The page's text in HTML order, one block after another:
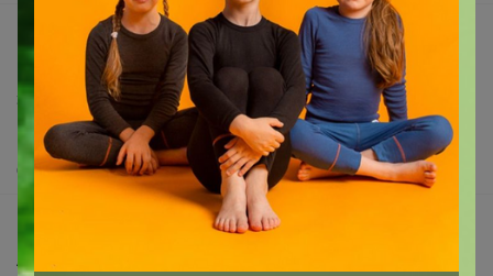
support@24-ok.ru
Написать в поддержку
Защита покупателя
Помощь
О нас
Все предложения
Анонсы